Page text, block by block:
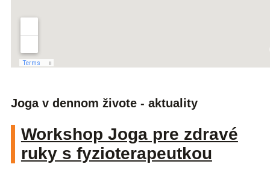
Joga v dennom živote - aktuality
Workshop Joga pre zdravé
ruky s fyzioterapeutkou